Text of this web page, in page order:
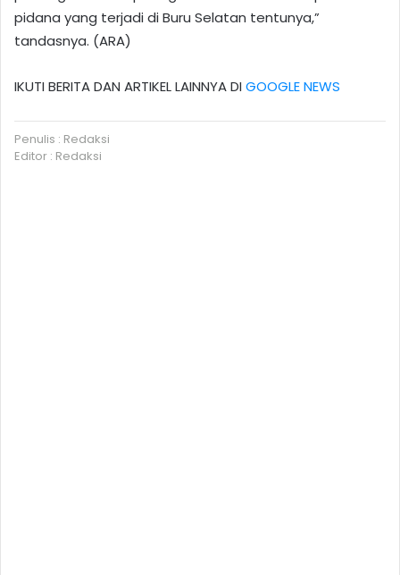
pidana yang terjadi di Buru Selatan tentunya,”
tandasnya. (ARA)
IKUTI BERITA DAN ARTIKEL LAINNYA DIGOOGLE NEWS
Penulis : Redaksi
Editor : Redaksi